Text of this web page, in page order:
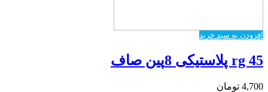
افزودن به سبد خرید
rg 45 پلاستیکی 8پین صاف
4,700 تومان